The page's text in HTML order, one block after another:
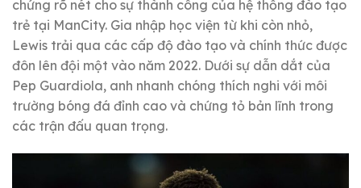
chứng rõ nét cho sự thành công của hệ thống đào tạo
trẻ tại ManCity. Gia nhập học viện từ khi còn nhỏ,
Lewis trải qua các cấp độ đào tạo và chính thức được
đôn lên đội một vào năm 2022. Dưới sự dẫn dắt của
Pep Guardiola, anh nhanh chóng thích nghi với môi
trường bóng đá đỉnh cao và chứng tỏ bản lĩnh trong
các trận đấu quan trọng.